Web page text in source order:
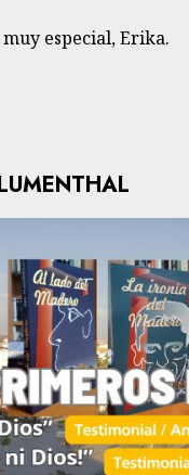
especial, Erika.